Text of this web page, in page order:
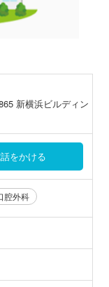
新横浜ビルディン
をかける
腔外科